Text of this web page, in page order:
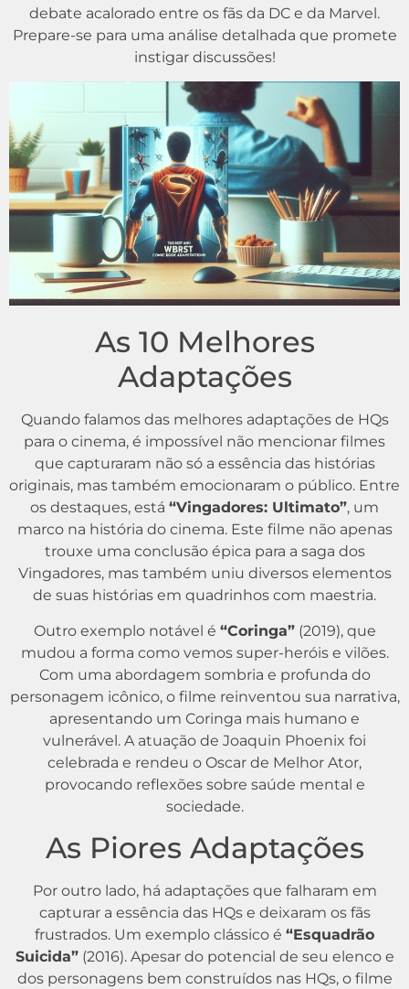
debate acalorado entre os fãs da DC e da Marvel.
Prepare-se para uma análise detalhada que promete
instigar discussões!
As 10 Melhores
Adaptações
Quando falamos das melhores adaptações de HQs
para o cinema, é impossível não mencionar filmes
que capturaram não só a essência das histórias
originais, mas também emocionaram o público. Entre
os destaques, está “Vingadores: Ultimato”, um
marco na história do cinema. Este filme não apenas
trouxe uma conclusão épica para a saga dos
Vingadores, mas também uniu diversos elementos
de suas histórias em quadrinhos com maestria.
Outro exemplo notável é “Coringa”(2019), que
mudou a forma como vemos super-heróis e vilões.
Com uma abordagem sombria e profunda do
personagem icônico, o filme reinventou sua narrativa,
apresentando um Coringa mais humano e
vulnerável. A atuação de Joaquin Phoenix foi
celebrada e rendeu o Oscar de Melhor Ator,
provocando reflexões sobre saúde mental e
sociedade.
As Piores Adaptações
Por outro lado, há adaptações que falharam em
capturar a essência das HQs e deixaram os fãs
frustrados. Um exemplo clássico é “Esquadrão
Suicida”(2016). Apesar do potencial de seu elenco e
dos personagens bem construídos nas HQs, o filme